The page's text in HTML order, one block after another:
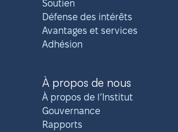
Soutien
Défense des intérêts
Avantages et services
Adhésion
À propos de nous
À propos de l’Institut
Gouvernance
Rapports